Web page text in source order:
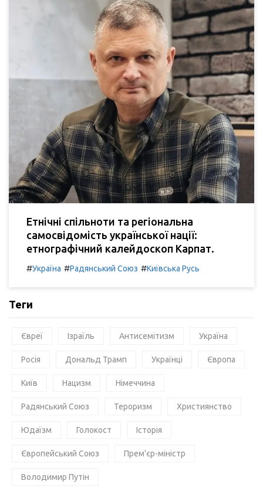
Етнічні спільноти та регіональна
самосвідомість української нації:
етнографічний калейдоскоп Карпат.
#Україна #Радянський Союз #Київська Русь
Теги
Євреї Ізраїль Антисемітизм Україна
Росія Дональд Трамп Українці Європа
Київ Нацизм Німеччина
Радянський Союз Тероризм Християнство
Юдаїзм Голокост Історія
Європейський Союз Прем'єр-міністр
Володимир Путін